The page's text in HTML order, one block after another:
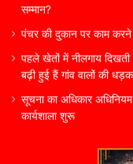
सम्मान?
पंचर की दुकान पर काम
पहले खेतों में नीलगाय
बढ़ी हुई हैं गांव वालों की
सूचना का अधिकार
कार्यशाला शुरू